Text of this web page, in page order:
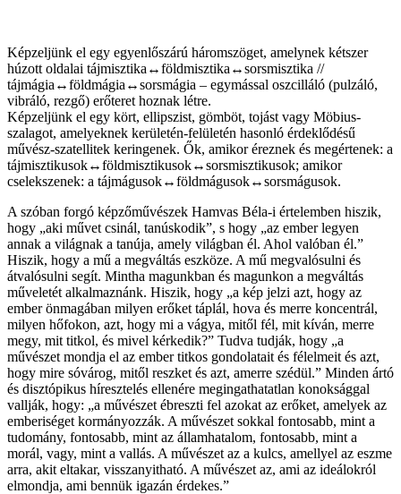
Képzeljünk el egy egyenlőszárú háromszöget, amelynek kétszer
húzott oldalai tájmisztika↔földmisztika↔sorsmisztika //
tájmágia↔földmágia↔sorsmágia – egymással oszcilláló (pulzáló,
vibráló, rezgő) erőteret hoznak létre.
Képzeljünk el egy kört, ellipszist, gömböt, tojást vagy Möbius-
szalagot, amelyeknek kerületén-felületén hasonló érdeklődésű
művész-szatellitek keringenek. Ők, amikor éreznek és megértenek: a
tájmisztikusok↔földmisztikusok↔sorsmisztikusok; amikor
cselekszenek: a tájmágusok↔földmágusok↔sorsmágusok.
A szóban forgó képzőművészek Hamvas Béla-i értelemben hiszik,
hogy „aki művet csinál, tanúskodik”, s hogy „az ember legyen
annak a világnak a tanúja, amely világban él. Ahol valóban él.”
Hiszik, hogy a mű a megváltás eszköze. A mű megvalósulni és
átvalósulni segít. Mintha magunkban és magunkon a megváltás
műveletét alkalmaznánk. Hiszik, hogy „a kép jelzi azt, hogy az
ember önmagában milyen erőket táplál, hova és merre koncentrál,
milyen hőfokon, azt, hogy mi a vágya, mitől fél, mit kíván, merre
megy, mit titkol, és mivel kérkedik?” Tudva tudják, hogy „a
művészet mondja el az ember titkos gondolatait és félelmeit és azt,
hogy mire sóvárog, mitől reszket és azt, amerre szédül.” Minden ártó
és disztópikus híresztelés ellenére megingathatatlan konoksággal
vallják, hogy: „a művészet ébreszti fel azokat az erőket, amelyek az
emberiséget kormányozzák. A művészet sokkal fontosabb, mint a
tudomány, fontosabb, mint az államhatalom, fontosabb, mint a
morál, vagy, mint a vallás. A művészet az a kulcs, amellyel az eszme
arra, akit eltakar, visszanyitható. A művészet az, ami az ideálokról
elmondja, ami bennük igazán érdekes.”